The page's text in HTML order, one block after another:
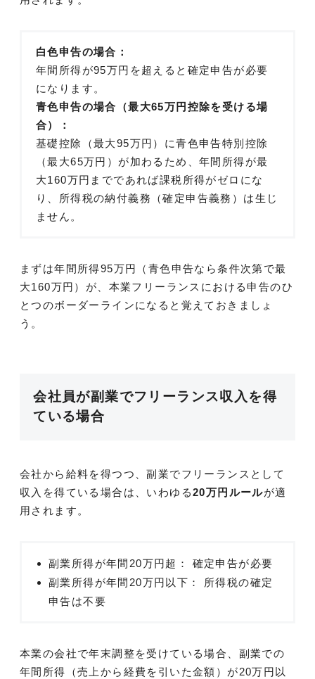
白色申告の場合：
年間所得が95万円を超えると確定申告が必要
になります。
青色申告の場合（最大65万円控除を受ける場
合）：
基礎控除（最大95万円）に青色申告特別控除
（最大65万円）が加わるため、年間所得が最
大160万円までであれば課税所得がゼロにな
り、所得税の納付義務（確定申告義務）は生じ
ません。
まずは年間所得95万円（青色申告なら条件次第で最
大160万円）が、本業フリーランスにおける申告のひ
とつのボーダーラインになると覚えておきましょ
う。
会社員が副業でフリーランス収入を得
ている場合
会社から給料を得つつ、副業でフリーランスとして
収入を得ている場合は、いわゆる20万円ルールが適
用されます。
副業所得が年間20万円超： 確定申告が必要
副業所得が年間20万円以下： 所得税の確定
申告は不要
本業の会社で年末調整を受けている場合、副業での
年間所得（売上から経費を引いた金額）が20万円以